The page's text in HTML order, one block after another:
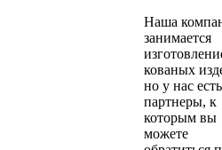
Наша
занимается
кованых
но у нас есть
партнеры, к
которым вы
можете